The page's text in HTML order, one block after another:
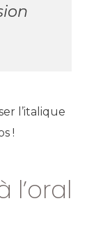
l’italique
!
l’oral